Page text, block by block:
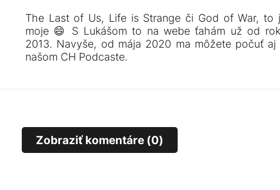
The Last of Us, Life is Strange či God of War, to
moje 😄 S Lukášom to na webe ťahám už od
2013. Navyše, od mája 2020 ma môžete počuť aj
našom CH Podcaste.
Zobraziť komentáre (0)